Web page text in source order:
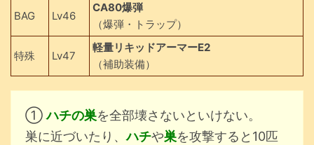
BAG Lv46
CA80爆弾
（爆弾・トラップ）
特殊 Lv47
軽量リキッドアーマーE2
（補助装備）
①ハチの巣を全部壊さないといけない。
巣に近づいたり、ハチや巣を攻撃すると10匹